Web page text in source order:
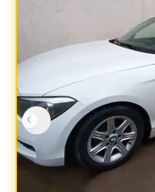
Financiación
Clidrive